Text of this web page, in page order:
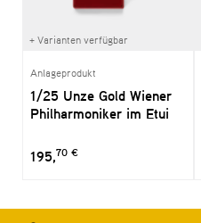
+ Varianten verfügbar
Anlageprodukt
1/25 Unze Gold Wiener
Philharmoniker im Etui
195,70 €